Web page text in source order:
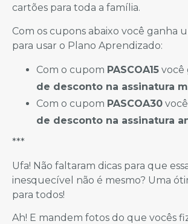
cartões para toda a família.
Com os cupons abaixo você ganha
para usar o Plano Aprendizado:
Com o cupom PASCOA15 você
de desconto na assinatura
Com o cupom PASCOA30
de desconto na assinatura
***
Ufa! Não faltaram dicas para que
inesquecível não é mesmo? Uma
para todos!
Ah! E mandem fotos do que vocês